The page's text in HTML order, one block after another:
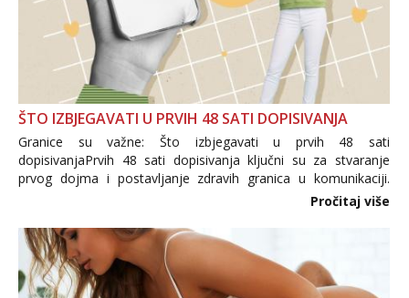
ŠTO IZBJEGAVATI U PRVIH 48 SATI DOPISIVANJA
Granice su važne: Što izbjegavati u prvih 48 sati
dopisivanjaPrvih 48 sati dopisivanja ključni su za stvaranje
prvog dojma i postavljanje zdravih granica u komunikaciji.
Važno je izbjeći prebrzo otkrivanje osobnih ili intimnih
informacija, jer nepoznata osoba još nije zaslužila to
povjerenje. Takođe...
Pročitaj više